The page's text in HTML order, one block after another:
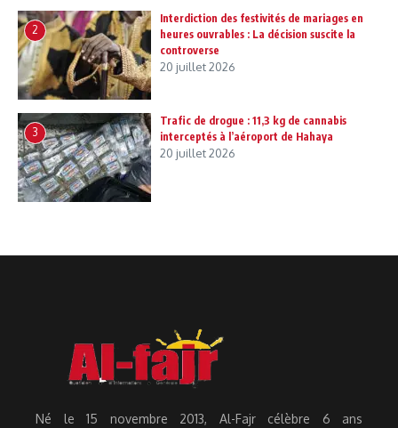
2
Interdiction des festivités de mariages en
heures ouvrables : La décision suscite la
controverse
20 juillet 2026
3
Trafic de drogue : 11,3 kg de cannabis
interceptés à l’aéroport de Hahaya
20 juillet 2026
Né le 15 novembre 2013, Al-Fajr célèbre 6 ans